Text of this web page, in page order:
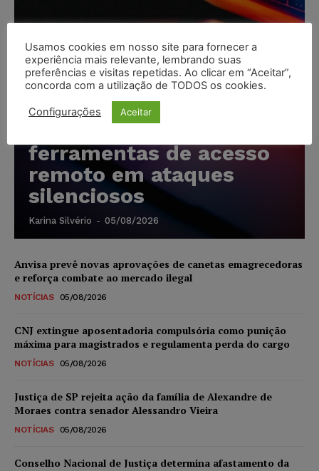
Cibercriminosos
exploram softwares
legítimos para instalar
ferramentas de acesso
remoto em ataques
silenciosos
Karina Silvério - 05/08/2026
Anvisa prevê novas aprovações de canetas emagrecedoras
e reforça combate ao mercado ilegal
NOTÍCIAS 05/08/2026
CNJ extingue aposentadoria compulsória como punição
máxima para magistrados e regulamenta perda do cargo
NOTÍCIAS 05/08/2026
Justiça de SP rejeita ação da família de Alexandre de
Moraes contra senador Alessandro Vieira
NOTÍCIAS 05/08/2026
Conselho Nacional de Justiça determina afastamento da
Usamos cookies em nosso site para fornecer a
experiência mais relevante, lembrando suas
preferências e visitas repetidas. Ao clicar em “Aceitar”,
concorda com a utilização de TODOS os cookies.
Configurações Aceitar